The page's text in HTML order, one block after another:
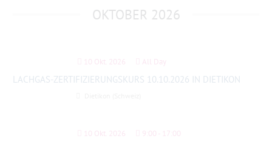
OKTOBER 2026
10 Okt. 2026 All Day
LACHGAS-ZERTIFIZIERUNGSKURS 10.10.2026 IN DIETIKON
10 Okt. 2026 9:00 - 17:00